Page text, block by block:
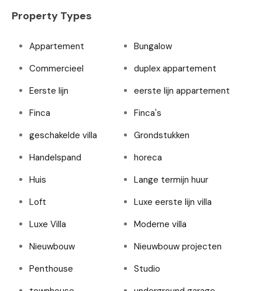
Property Types
Appartement
Bungalow
Commercieel
duplex appartement
Eerste lijn
eerste lijn appartement
Finca
Finca's
geschakelde villa
Grondstukken
Handelspand
horeca
Huis
Lange termijn huur
Loft
Luxe eerste lijn villa
Luxe Villa
Moderne villa
Nieuwbouw
Nieuwbouw projecten
Penthouse
Studio